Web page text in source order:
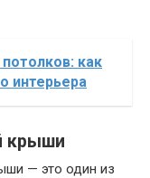
как
интерьера
крыши
— это один из